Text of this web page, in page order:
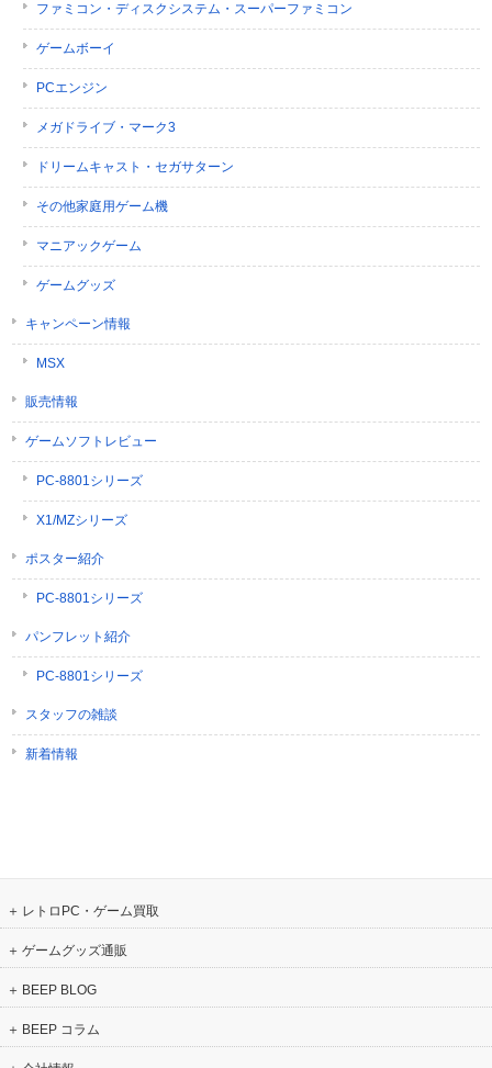
ファミコン・ディスクシステム・スーパーファミコン
ゲームボーイ
PCエンジン
メガドライブ・マーク3
ドリームキャスト・セガサターン
その他家庭用ゲーム機
マニアックゲーム
ゲームグッズ
キャンペーン情報
MSX
販売情報
ゲームソフトレビュー
PC-8801シリーズ
X1/MZシリーズ
ポスター紹介
PC-8801シリーズ
パンフレット紹介
PC-8801シリーズ
スタッフの雑談
新着情報
レトロPC・ゲーム買取
ゲームグッズ通販
BEEP BLOG
BEEP コラム